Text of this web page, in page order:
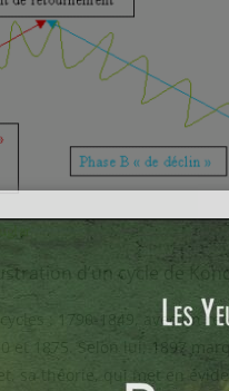
d’un cycle de
: 1790-1849, avec un
et 1875. Selon lui, 1897
sa théorie, qui met en